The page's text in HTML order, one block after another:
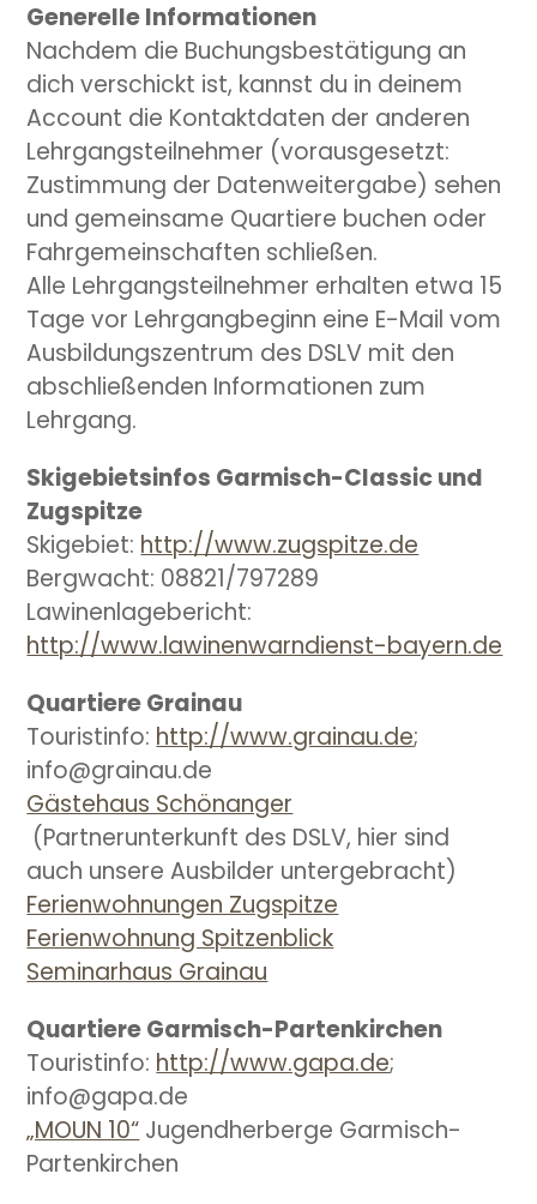
Generelle Informationen
Nachdem die Buchungsbestätigung an
dich verschickt ist, kannst du in deinem
Account die Kontaktdaten der anderen
Lehrgangsteilnehmer (vorausgesetzt:
Zustimmung der Datenweitergabe) sehen
und gemeinsame Quartiere buchen oder
Fahrgemeinschaften schließen.
Alle Lehrgangsteilnehmer erhalten etwa 15
Tage vor Lehrgangbeginn eine E-Mail vom
Ausbildungszentrum des DSLV mit den
abschließenden Informationen zum
Lehrgang.
Skigebietsinfos Garmisch-Classic und
Zugspitze
Skigebiet: http://www.zugspitze.de
Bergwacht: 08821/797289
Lawinenlagebericht:
http://www.lawinenwarndienst-bayern.de
Quartiere Grainau
Touristinfo: http://www.grainau.de;
info@grainau.de
Gästehaus Schönanger
(Partnerunterkunft des DSLV, hier sind
auch unsere Ausbilder untergebracht)
Ferienwohnungen Zugspitze
Ferienwohnung Spitzenblick
Seminarhaus Grainau
Quartiere Garmisch-Partenkirchen
Touristinfo: http://www.gapa.de;
info@gapa.de
„MOUN 10“ Jugendherberge Garmisch-
Partenkirchen